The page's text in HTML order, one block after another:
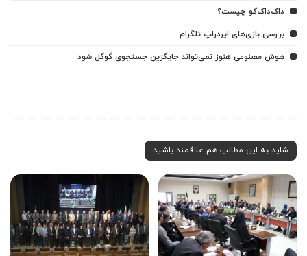
داک‌داک‌گو چیست؟
بررسی بازی‌های ایردراپ تلگرام
هوش مصنوعی هنوز نمی‌تواند جایگزین جستجوی گوگل شود
شاید به این مطالب هم علاقمند باشید